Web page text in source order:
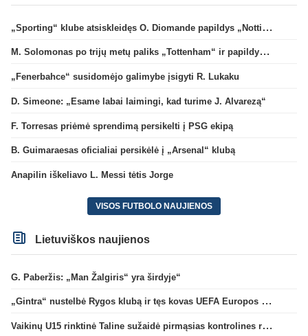
„Sporting“ klube atsiskleidęs O. Diomande papildys „Nottingham“ gretas
M. Solomonas po trijų metų paliks „Tottenham“ ir papildys „West Ham“ klubą
„Fenerbahce“ susidomėjo galimybe įsigyti R. Lukaku
D. Simeone: „Esame labai laimingi, kad turime J. Alvarezą“
F. Torresas priėmė sprendimą persikelti į PSG ekipą
B. Guimaraesas oficialiai persikėlė į „Arsenal“ klubą
Anapilin iškeliavo L. Messi tėtis Jorge
VISOS FUTBOLO NAUJIENOS
Lietuviškos naujienos
G. Paberžis: „Man Žalgiris“ yra širdyje“
„Gintra“ nustelbė Rygos klubą ir tęs kovas UEFA Europos taurės atrankoje
Vaikinų U15 rinktinė Taline sužaidė pirmąsias kontrolines rungtynes